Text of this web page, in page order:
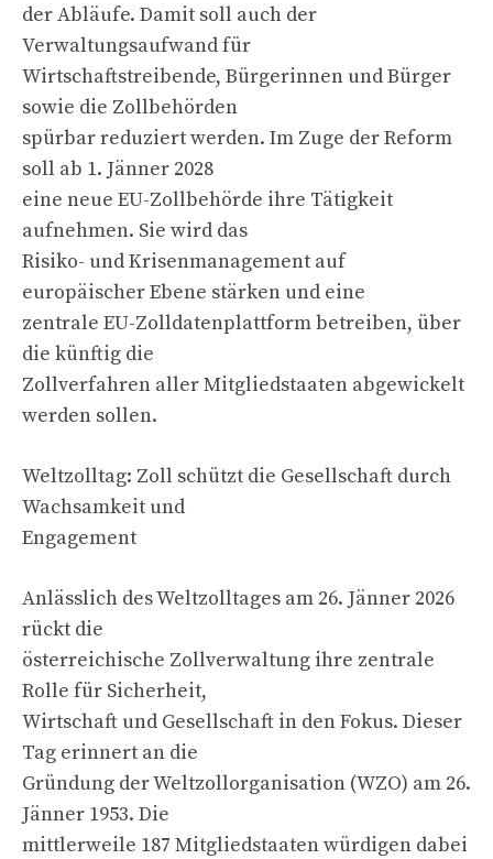
der Abläufe. Damit soll auch der
Verwaltungsaufwand für
Wirtschaftstreibende, Bürgerinnen und Bürger
sowie die Zollbehörden
spürbar reduziert werden. Im Zuge der Reform
soll ab 1. Jänner 2028
eine neue EU-Zollbehörde ihre Tätigkeit
aufnehmen. Sie wird das
Risiko- und Krisenmanagement auf
europäischer Ebene stärken und eine
zentrale EU-Zolldatenplattform betreiben, über
die künftig die
Zollverfahren aller Mitgliedstaaten abgewickelt
werden sollen.
Weltzolltag: Zoll schützt die Gesellschaft durch
Wachsamkeit und
Engagement
Anlässlich des Weltzolltages am 26. Jänner 2026
rückt die
österreichische Zollverwaltung ihre zentrale
Rolle für Sicherheit,
Wirtschaft und Gesellschaft in den Fokus. Dieser
Tag erinnert an die
Gründung der Weltzollorganisation (WZO) am 26.
Jänner 1953. Die
mittlerweile 187 Mitgliedstaaten würdigen dabei